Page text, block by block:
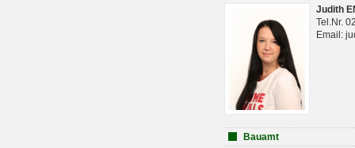
Judith
Tel.Nr.
Email:
Bauamt